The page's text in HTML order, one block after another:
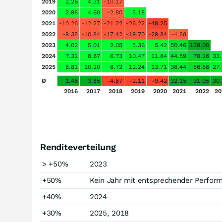
2019
2.26 4.31 -10.17
2020
2.98 4.60 -2.80
5.18
2021 -10.26 -12.27 -21.22 -26.22 -48.25
2022
-9.38 -10.84 -17.42 -19.70 -29.84
-4.88
2023
4.02 5.01 2.05 5.36 5.42 50.46 138.00
2024
7.32 8.67 6.73 10.47 11.84 44.59 78.26
2025
8.81 10.20 8.72 12.24 13.71 38.44 56.88
Ø
1.46 3.85 -4.87 -2.11 -9.42 32.15 91.05
2016
2017 2018 2019 2020 2021 2022
Renditeverteilung
> +50%
2023
+50%
Kein Jahr mit entsprechender
+40%
2024
+30%
2025, 2018